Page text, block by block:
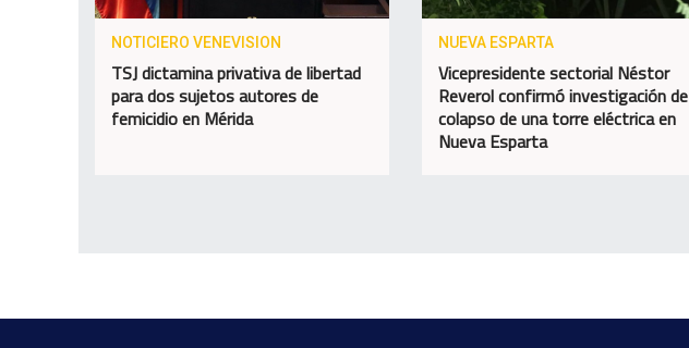
NOTICIERO VENEVISION
TSJ dictamina privativa de libertad
para dos sujetos autores de
femicidio en Mérida
NUEVA ESPARTA
Vicepresidente sectorial Néstor
Reverol confirmó investigación de
colapso de una torre eléctrica en
Nueva Esparta